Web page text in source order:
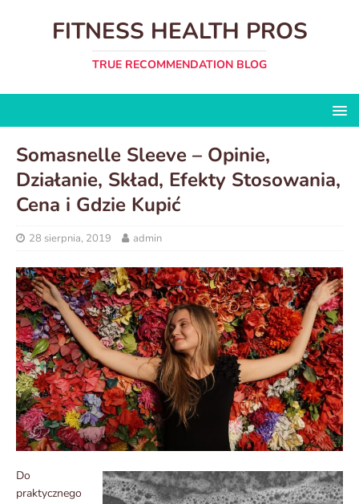
FITNESS HEALTH PROS
TRUE RECOMMENDATION BLOG
Somasnelle Sleeve – Opinie,
Działanie, Skład, Efekty Stosowania,
Cena i Gdzie Kupić
28 sierpnia, 2019 admin
Do
praktycznego